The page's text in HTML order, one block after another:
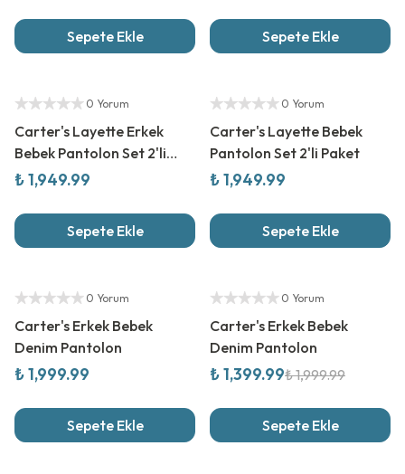
Sepete Ekle Sepete Ekle
0 Yorum
Carter's Layette Erkek
Bebek Pantolon Set 2'li
Paket
₺ 1,949.99
Sepete Ekle
0 Yorum
Carter's Layette Bebek
Pantolon Set 2'li Paket
₺ 1,949.99
Sepete Ekle
0 Yorum
Carter's Erkek Bebek
Denim Pantolon
₺ 1,999.99
Sepete Ekle
Yetkili Satıcı
0 Yorum
Carter's Erkek Bebek
Denim Pantolon
₺ 1,399.99₺ 1,999.99
Sepete Ekle